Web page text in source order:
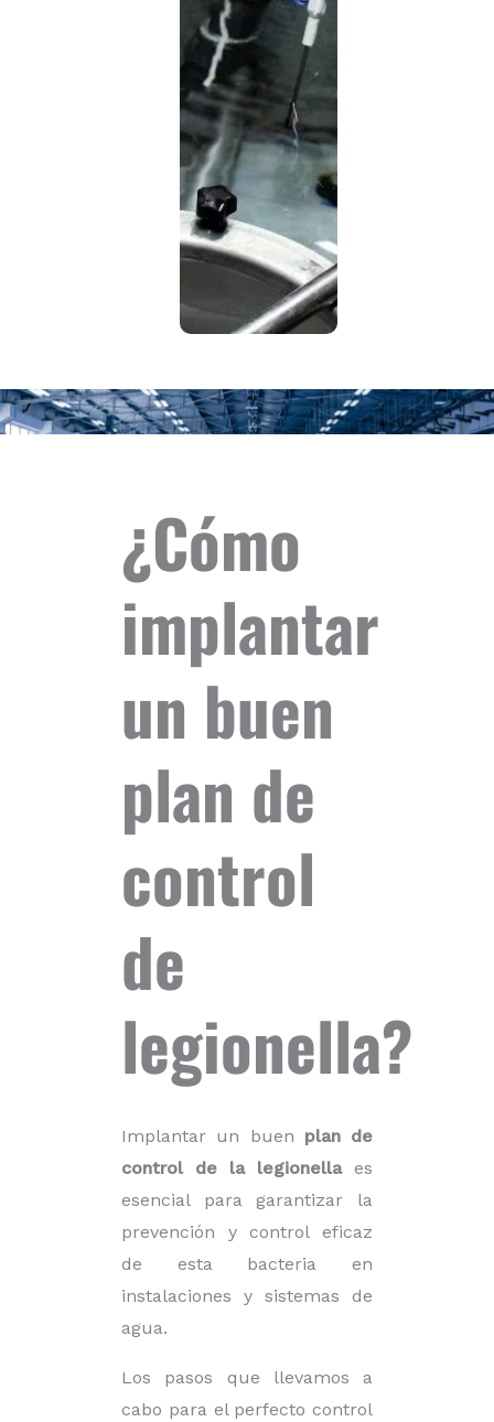
¿Cómo
implantar
un buen
plan de
control
de
legionella?
Implantar un buen plan de
control de la legionella es
esencial para garantizar la
prevención y control eficaz
de esta bacteria en
instalaciones y sistemas de
agua.
Los pasos que llevamos a
cabo para el perfecto control